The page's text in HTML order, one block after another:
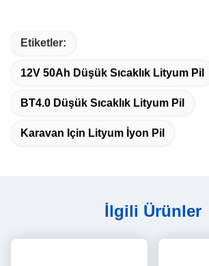
Etiketler:
12V 50Ah Düşük Sıcaklık Lityum Pil
BT4.0 Düşük Sıcaklık Lityum Pil
Karavan Için Lityum İyon Pil
İlgili Ürünler